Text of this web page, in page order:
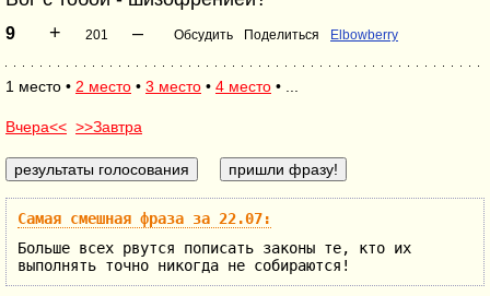
9 + 201 – Обсудить Поделиться Elbowberry
1 место • 2 место • 3 место • 4 место • ...
Вчера<< >>Завтра
Самая смешная фраза за 22.07:
Больше всех рвутся пописать законы те, кто их
выполнять точно никогда не собираются!